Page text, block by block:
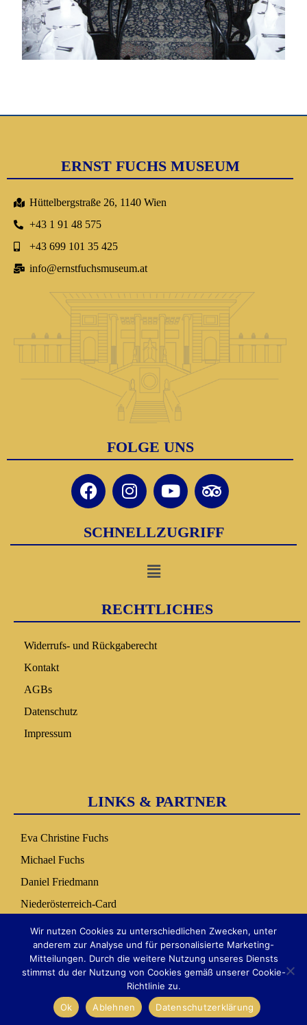
ERNST FUCHS MUSEUM
Hüttelbergstraße 26, 1140 Wien
+43 1 91 48 575
+43 699 101 35 425
info@ernstfuchsmuseum.at
FOLGE UNS
SCHNELLZUGRIFF
RECHTLICHES
Widerrufs- und Rückgaberecht
Kontakt
AGBs
Datenschutz
Impressum
LINKS & PARTNER
Eva Christine Fuchs
Michael Fuchs
Daniel Friedmann
Niederösterreich-Card
Nuseum Copilot
Wir nutzen Cookies zu unterschiedlichen Zwecken, unter
anderem zur Analyse und für personalisierte Marketing-
Mitteilungen. Durch die weitere Nutzung unseres Diensts
stimmst du der Nutzung von Cookies gemäß unserer Cookie-
Richtlinie zu.
Ok
Ablehnen Datenschutzerklärung